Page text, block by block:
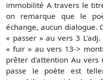
immobilité A travers le
on remarque que le
échange, aucun dialogue.
« passer » au vers 3
« fuir » au vers 13->
prêter d'attention Au
passe le poète est